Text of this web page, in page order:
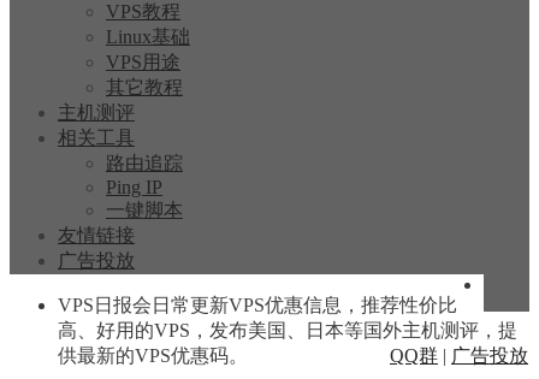
VPS教程
Linux基础
VPS用途
其它教程
主机测评
相关工具
路由追踪
Ping IP
一键脚本
友情链接
广告投放
VPS日报会日常更新VPS优惠信息，推荐性价比
高、好用的VPS，发布美国、日本等国外主机测评，提
供最新的VPS优惠码。
QQ群 | 广告投放